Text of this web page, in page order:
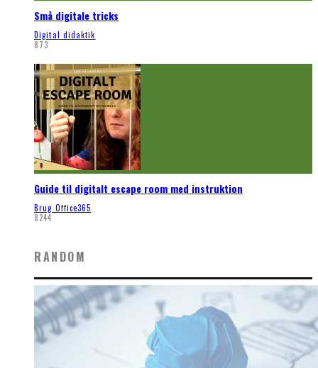
Små digitale tricks
Digital didaktik
873
Guide til digitalt escape room med instruktion
Brug Office365
8244
RANDOM